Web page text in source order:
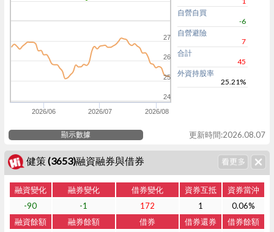
2026/06 2026/07 2026/08
24
25
26
27
自營自買
-6
自營避險
7
合計
45
外資持股率
25.21%
顯示數據 更新時間:2026.08.07
健策 (3653)融資融券與借券
融資變化 融券變化 借券變化 資券互抵
資券當沖
-90
-1 172 1
0.06%
融資餘額
融券餘額 借券 借券還券
借券餘額